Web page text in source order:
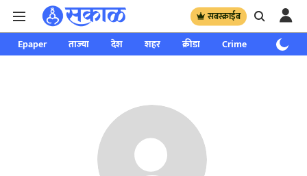
सबस्क्राईब
Epaper ताज्या देश शहर क्रीडा Crime साप्ताहिक